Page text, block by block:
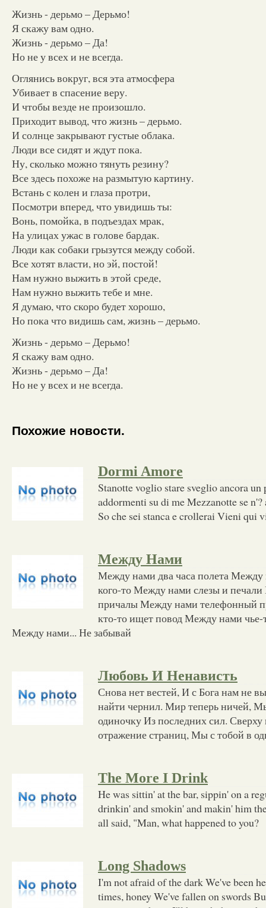
Жизнь - дерьмо – Дерьмо!
Я скажу вам одно.
Жизнь - дерьмо – Да!
Но не у всех и не всегда.
Оглянись вокруг, вся эта атмосфера
Убивает в спасение веру.
И чтобы везде не произошло.
Приходит вывод, что жизнь – дерьмо.
И солнце закрывают густые облака.
Люди все сидят и ждут пока.
Ну, сколько можно тянуть резину?
Все здесь похоже на размытую картину.
Встань с колен и глаза протри,
Посмотри вперед, что увидишь ты:
Вонь, помойка, в подъездах мрак,
На улицах ужас в голове бардак.
Люди как собаки грызутся между собой.
Все хотят власти, но эй, постой!
Нам нужно выжить в этой среде,
Нам нужно выжить тебе и мне.
Я думаю, что скоро будет хорошо,
Но пока что видишь сам, жизнь – дерьмо.
Жизнь - дерьмо – Дерьмо!
Я скажу вам одно.
Жизнь - дерьмо – Да!
Но не у всех и не всегда.
Похожие новости.
Dormi Amore
Stanotte voglio stare sveglio ancora
addormenti su di me Mezzanotte se
So che sei stanca e crollerai Vieni qui
Между Нами
Между нами два часа полета Между
кого-то Между нами слезы и
причалы Между нами телефонный
кто-то ищет повод Между нами чье-
Между нами... Не забывай
Любовь И Ненависть
Снова нет вестей, И с Бога нам не
найти чернил. Мир теперь ничей,
одиночку Из последних сил.
отражение страниц, Мы с тобой в
The More I Drink
He was sittin' at the bar, sippin' on a
drinkin' and smokin' and makin' him
all said, "Man, what happened to you?
Long Shadows
I'm not afraid of the dark We've been
times, honey We've fallen on swords